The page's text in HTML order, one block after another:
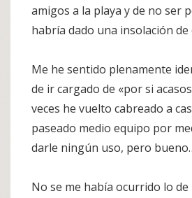
amigos a la playa y de no ser
habría dado una insolación
Me he sentido plenamente
de ir cargado de «por si
veces he vuelto cabreado a
paseado medio equipo por
darle ningún uso, pero
No se me había ocurrido lo de